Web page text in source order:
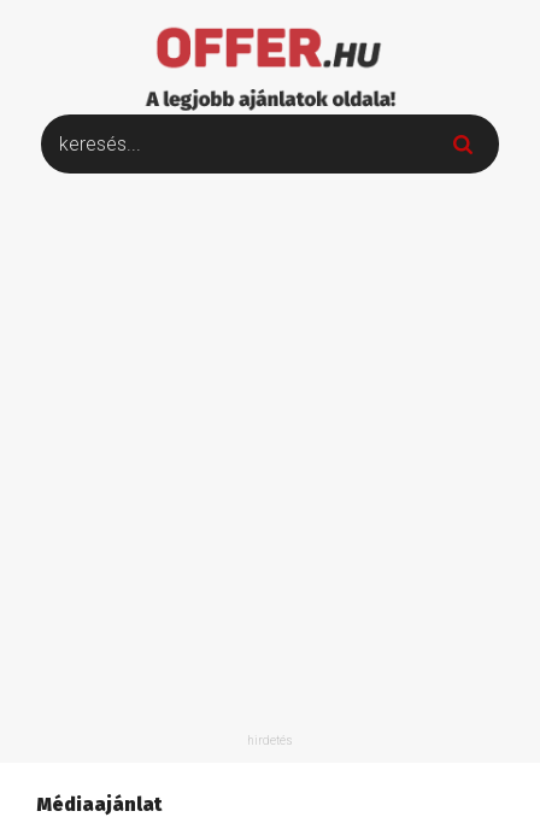
Médiaajánlat